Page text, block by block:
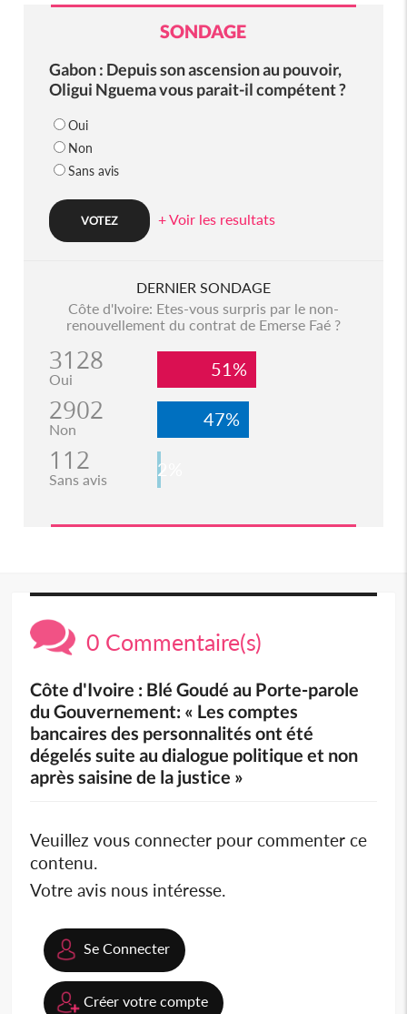
SONDAGE
Gabon : Depuis son ascension au pouvoir,
Oligui Nguema vous parait-il compétent ?
Oui
Non
Sans avis
+ Voir les resultats
DERNIER SONDAGE
Côte d'Ivoire: Etes-vous surpris par le non-
renouvellement du contrat de Emerse Faé ?
3128
Oui 51%
2902
Non 47%
112
Sans avis 2%
0 Commentaire(s)
Côte d'Ivoire : Blé Goudé au Porte-parole
du Gouvernement: « Les comptes
bancaires des personnalités ont été
dégelés suite au dialogue politique et non
après saisine de la justice »
Veuillez vous connecter pour commenter ce
contenu.
Votre avis nous intéresse.
Se Connecter
Créer votre compte